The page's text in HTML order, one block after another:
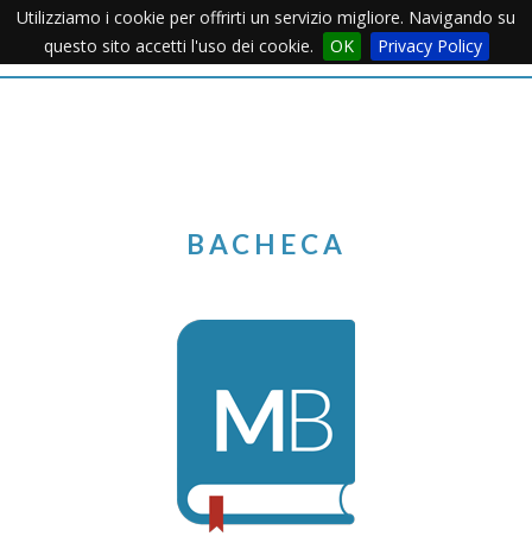
Utilizziamo i cookie per offrirti un servizio migliore. Navigando su
questo sito accetti l'uso dei cookie.
OK Privacy PolicyMenu
BACHECA